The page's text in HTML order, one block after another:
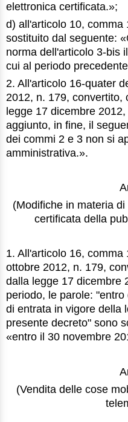
elettronica certificata.»;
d) all'articolo 10, comma
sostituito dal seguente:
norma dell'articolo 3-bis
cui al periodo
2. All'articolo 16-quater
2012, n. 179, convertito,
legge 17 dicembre
aggiunto, in fine, il
dei commi 2 e 3 non si
amministrativa.».
(Modifiche in materia
certificata della
1. All'articolo 16,
ottobre 2012, n. 179,
dalla legge 17 dicembre
periodo, le parole:
di entrata in vigore della
presente decreto" sono
«entro il 30 novembre
(Vendita delle cose